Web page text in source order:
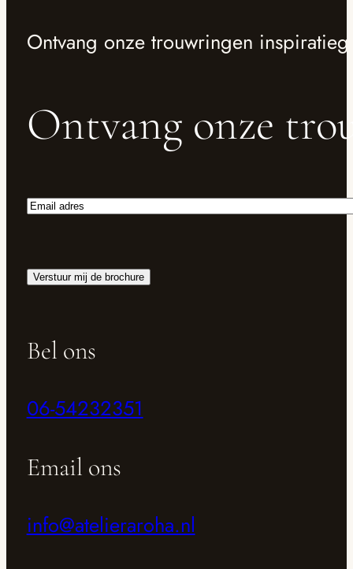
Ontvang onze trouwringen
Ontvang onze
Email
Verstuur mij de brochure
Bel ons
06-54232351
Email ons
info@atelieraroha.nl